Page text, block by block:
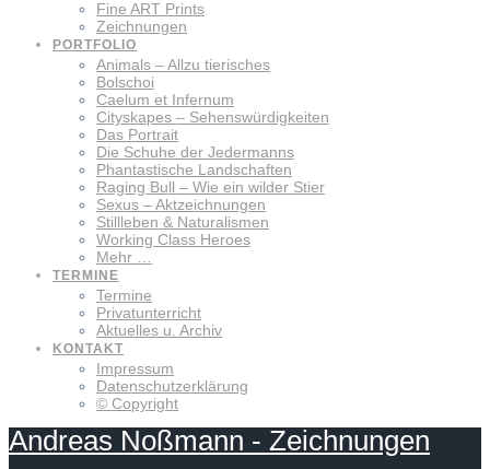
Fine ART Prints
Zeichnungen
PORTFOLIO
Animals – Allzu tierisches
Bolschoi
Caelum et Infernum
Cityskapes – Sehenswürdigkeiten
Das Portrait
Die Schuhe der Jedermanns
Phantastische Landschaften
Raging Bull – Wie ein wilder Stier
Sexus – Aktzeichnungen
Stillleben & Naturalismen
Working Class Heroes
Mehr …
TERMINE
Termine
Privatunterricht
Aktuelles u. Archiv
KONTAKT
Impressum
Datenschutzerklärung
© Copyright
Andreas Noßmann - Zeichnungen